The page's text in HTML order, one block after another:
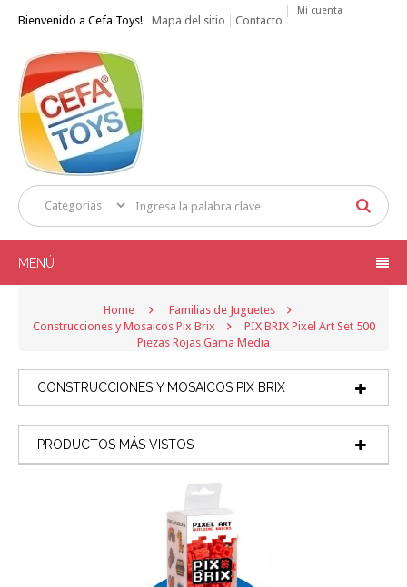
Bienvenido a Cefa Toys! Mapa del sitio Contacto
Mi cuenta
MENÚ
Home
Familias de Juguetes
Construcciones y Mosaicos Pix Brix
PIX BRIX Pixel Art Set 500
Piezas Rojas Gama Media
CONSTRUCCIONES Y MOSAICOS PIX BRIX
PRODUCTOS MÁS VISTOS